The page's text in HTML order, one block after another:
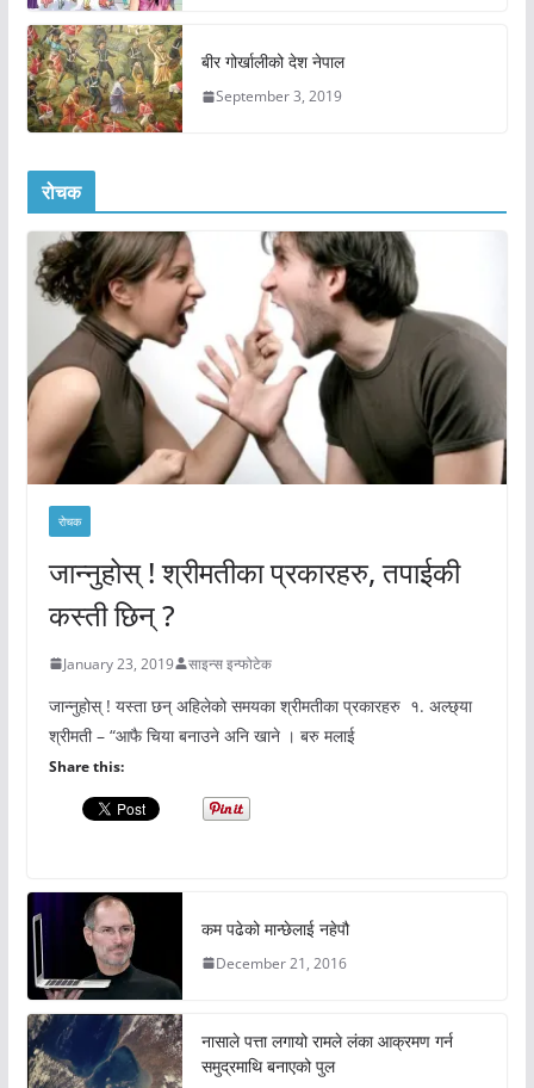
बीर गोर्खालीको देश नेपाल
September 3, 2019
रोचक
रोचक
जान्नुहोस् ! श्रीमतीका प्रकारहरु, तपाईकी
कस्ती छिन् ?
January 23, 2019 साइन्स इन्फोटेक
जान्नुहोस् ! यस्ता छन् अहिलेको समयका श्रीमतीका प्रकारहरु १. अल्छ्या
श्रीमती – “आफै चिया बनाउने अनि खाने । बरु मलाई
Share this:
कम पढेको मान्छेलाई नहेपौ
December 21, 2016
नासाले पत्ता लगायो रामले लंका आक्रमण गर्न
समुद्रमाथि बनाएको पुल